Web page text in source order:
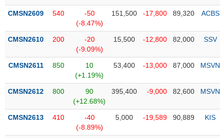
Hủy
yết
dõi
biệt
được
ký
CMSN2609 540
-50
(-8.47%)
151,500 -17,800 89,320 ACBS
CMSN2610 200
-20
(-9.09%)
15,500 -12,800 82,000 SSV
CMSN2611 850
10
(+1.19%)
53,400 -13,000 87,000 MSVN
CMSN2612 800
90
(+12.68%)
395,400 -9,000 82,600 MSVN
CMSN2613 410
-40
(-8.89%)
5,000 -19,589 90,889 KIS
TRÁI
PHIẾU
CÔNG
CỤ
TƯ
DỮ